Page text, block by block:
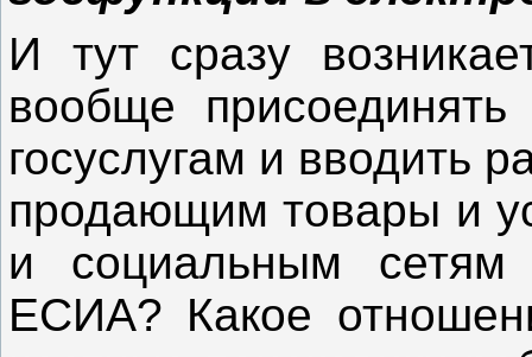
И тут сразу
вообще
госуслугам и вводить
продающим товары и
и социальным сетям
ЕСИА? Какое